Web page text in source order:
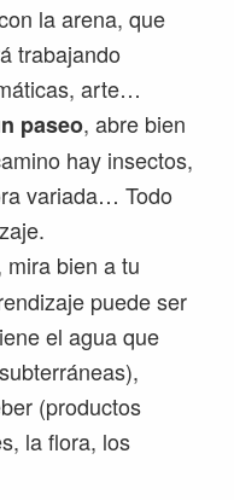
la arena, que
trabajando
arte…
paseo, abre bien
hay insectos,
variada… Todo
mira bien a tu
puede ser
el agua que
(productos
la flora, los